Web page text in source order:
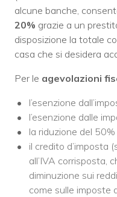
alcune banche,
20% grazie a un
disposizione la totale
casa che si desidera
Per le agevolazioni
l’esenzione
l’esenzione dalle
la riduzione del
il credito d’imposta
all’IVA corrisposta,
diminuzione sui
come sulle imposte